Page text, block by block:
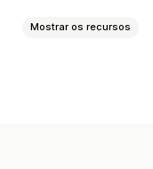
Mostrar os recursos